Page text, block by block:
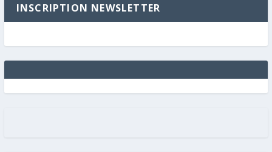
INSCRIPTION NEWSLETTER